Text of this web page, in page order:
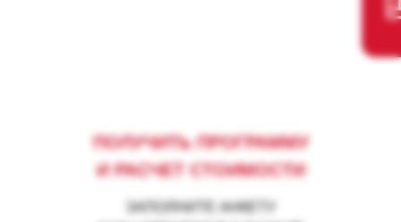
ПОЛУЧИТЬ ПРОГРАММУ
И РАСЧЕТ СТОИМОСТИ
ЗАПОЛНИТЕ АНКЕТУ